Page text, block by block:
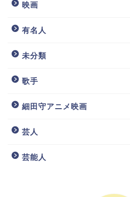
映画
有名人
未分類
歌手
細田守アニメ映画
芸人
芸能人